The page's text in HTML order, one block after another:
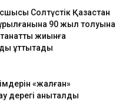
Солтүстік Қазақстан
90 жыл толуына
жиынға
құттықтады
«жалған»
дерегі анықталды